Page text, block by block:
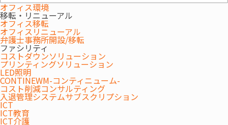
オフィス環境
移転・リニューアル
オフィス移転
オフィスリニューアル
弁護士事務所開設/移転
ファシリティ
コストダウンソリューション
プリンティングソリューション
LED照明
CONTINEWM-コンティニューム-
コスト削減コンサルティング
入退管理システムサブスクリプション
ICT
ICT教育
ICT介護
これまでのべ1万名以上の方にご参加をいただいている、オフィス
移転セミナー。
「適正なオフィス面積とは？」「移転業務の負荷を減らすに